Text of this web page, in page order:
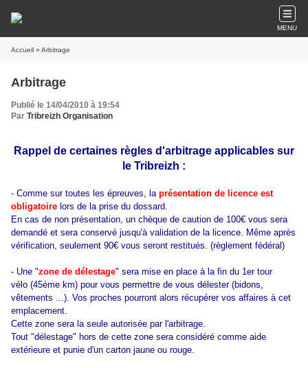
MENU
Accueil » Arbitrage
Arbitrage
Publié le 14/04/2010 à 19:54
Par Tribreizh Organisation
Rappel de certaines règles d'arbitrage applicables sur
le Tribreizh :
- Comme sur toutes les épreuves, la présentation de licence est
obligatoire lors de la prise du dossard.
En cas de non présentation, un chèque de caution de 100€ vous sera
demandé et sera conservé jusqu'à validation de la licence. Même après
vérification, seulement 90€ vous seront restitués. (règlement fédéral)
- Une "zone de délestage" sera mise en place à la fin du 1er tour
vélo (45ème km) pour vous permettre de vous délester (bidons,
vêtements ...). Vos proches pourront alors récupérer vos affaires à cet
emplacement.
Cette zone sera la seule autorisée par l'arbitrage.
Tout "délestage" hors de cette zone sera considéré comme aide
extérieure et punie d'un carton jaune ou rouge.